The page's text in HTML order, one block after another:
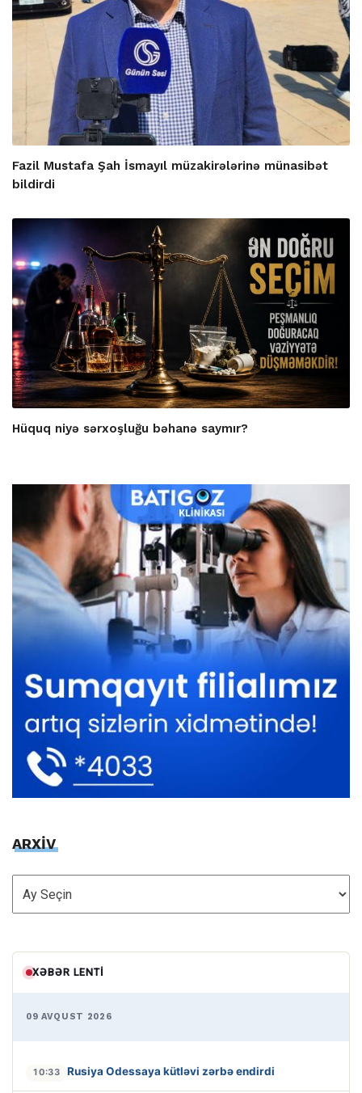
Fazil Mustafa Şah İsmayıl müzakirələrinə münasibət
bildirdi
Hüquq niyə sərxoşluğu bəhanə saymır?
ARXİV
ARXİV
XƏBƏR LENTI
09 AVQUST 2026
10:33 Rusiya Odessaya kütləvi zərbə endirdi